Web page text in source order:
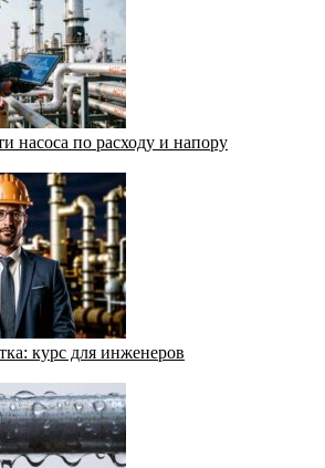
насоса по расходу и напору
курс для инженеров